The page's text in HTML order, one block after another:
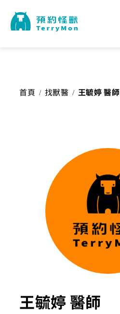
首頁 / 找獸醫 / 王毓婷 醫師
王毓婷 醫師